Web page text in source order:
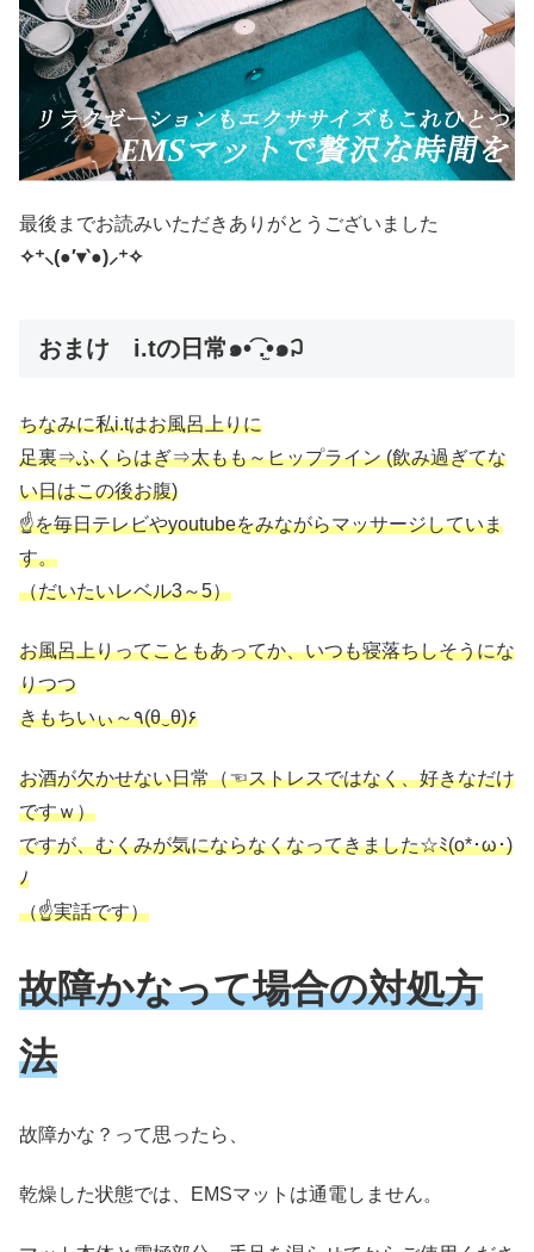
最後までお読みいただきありがとうございました
✧⁺⸜(●′▾‵●)⸝⁺✧
おまけ i.tの日常๑•͡ .̫•๑꒜
ちなみに私i.tはお風呂上りに
足裏⇒ふくらはぎ⇒太もも～ヒップライン (飲み過ぎてな
い日はこの後お腹)
☝を毎日テレビやyoutubeをみながらマッサージしていま
す。
（だいたいレベル3～5）
お風呂上りってこともあってか、いつも寝落ちしそうにな
りつつ
きもちいぃ～٩(θ‿θ)۶
お酒が欠かせない日常（☜ストレスではなく、好きなだけ
ですｗ）
ですが、むくみが気にならなくなってきました☆ﾐ(o*･ω･)
ﾉ
（☝実話です）
故障かなって場合の対処方
法
故障かな？って思ったら、
乾燥した状態では、EMSマットは通電しません。